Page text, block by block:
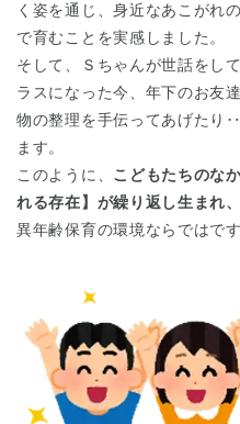
く姿を通じ、身近なあこがれ
で育むことを実感しました。
そして、Ｓちゃんが世話をし
ラスになった今、年下のお友
物の整理を手伝ってあげたり
ます。
このように、 こどもたちのな
れる存在】が繰り返し生まれ
異年齢保育の環境ならではです